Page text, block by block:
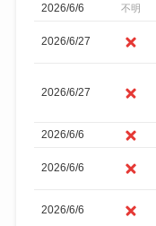
2026/6/6
不明
2026/6/27
2026/6/27
2026/6/6
2026/6/6
2026/6/6